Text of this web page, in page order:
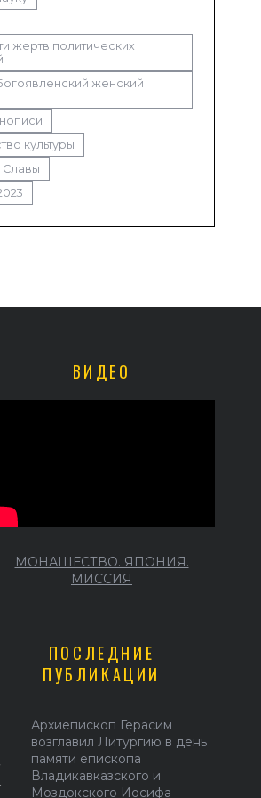
жертв политических
женский
культуры
торжества в Ильинском храме
ВИДЕО
МОНАШЕСТВО. ЯПОНИЯ.
МИССИЯ
ПОСЛЕДНИЕ
ПУБЛИКАЦИИ
Архиепископ Герасим
возглавил Литургию в день
памяти епископа
Владикавказского и
Моздокского Иосифа